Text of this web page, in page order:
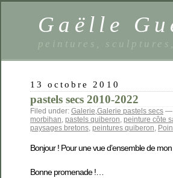
Gaëlle
peintures, sculptures,
13 octobre 2010
pastels secs 2010-2022
Filed under: Galerie,Galerie pastels secs —
morbihan, pastels quiberon, peinture côte
paysages bretons, peintures quiberon,
Bonjour ! Pour une vue d’ensemble de
Bonne promenade !…